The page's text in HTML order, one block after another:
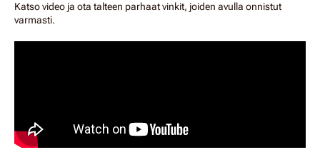
Katso video ja ota talteen parhaat vinkit, joiden avulla onnistut
varmasti.